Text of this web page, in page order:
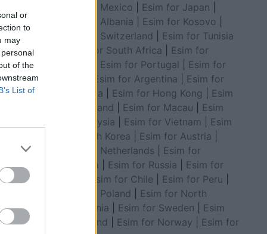
or
to
may
of the
List of
Esim for Mexico
Esim for Japan
Esim for Albania
Esim for Kosovo
Esim for Switzerland
Esim for Tunisia
Esim for South Africa
Esim for
Esim for Portugal
Esim for
Esim for Argentina
Esim for
Colombia
Esim for Hong Kong
Esim
for Thailand
Esim for Macau
Esim
for Malaysia
Esim for Vietnam
Esim
for South Korea
Esim for Austria
Esim for Netherlands
Esim for
Australia
Esim for Russia
Esim for
Esim for Chile Esim for Peru
Esim for Poland
Esim for North
Macedonia
Esim for Sweden
Esim
for Finland
Esim for Norway
Esim for